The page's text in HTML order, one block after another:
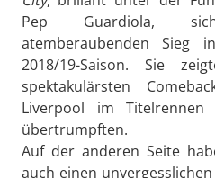
Pep Guardiola,
atemberaubenden Sieg
2018/19-Saison. Sie
spektakulärsten
Liverpool im
übertrumpften.
Auf der anderen Seite
auch einen